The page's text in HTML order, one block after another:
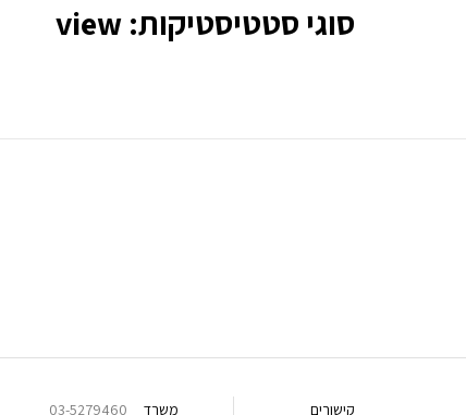
סוגי סטטיסטיקות: view
קישורים
משרד
03-5279460